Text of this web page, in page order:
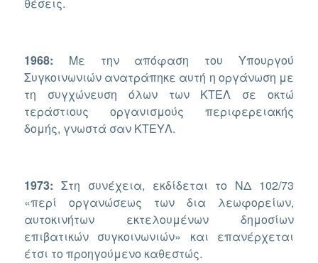
θέσεις.
1968: Με την απόφαση του Υπουργού
Συγκοινωνιών ανατράπηκε αυτή η οργάνωση με
τη συγχώνευση όλων των ΚΤΕΛ σε οκτώ
τεράστιους οργανισμούς περιφερειακής
δομής, γνωστά σαν ΚΤΕΥΛ.
1973: Στη συνέχεια, εκδίδεται το ΝΔ 102/73
«περί οργανώσεως των δια λεωφορείων,
αυτοκινήτων εκτελουμένων δημοσίων
επιβατικών συγκοινωνιών» και επανέρχεται
έτσι το προηγούμενο καθεστώς.